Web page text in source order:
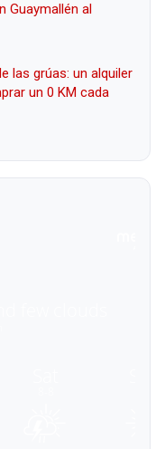
Guaymallén al
las grúas: un alquiler
un 0 KM cada